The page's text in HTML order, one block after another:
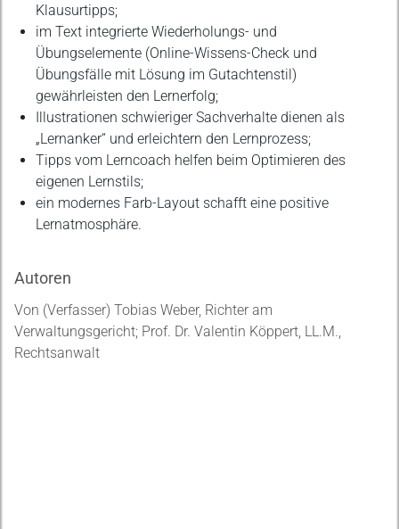
Klausurtipps;
im Text integrierte Wiederholungs- und
Übungselemente (Online-Wissens-Check und
Übungsfälle mit Lösung im Gutachtenstil)
gewährleisten den Lernerfolg;
Illustrationen schwieriger Sachverhalte dienen als
„Lernanker“ und erleichtern den Lernprozess;
Tipps vom Lerncoach helfen beim Optimieren des
eigenen Lernstils;
ein modernes Farb-Layout schafft eine positive
Lernatmosphäre.
Autoren
Von (Verfasser) Tobias Weber, Richter am
Verwaltungsgericht; Prof. Dr. Valentin Köppert, LL.M.,
Rechtsanwalt